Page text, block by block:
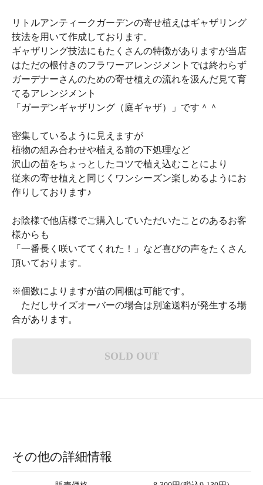
リトルアンティークガーデンの寄せ植えはギャザリング
技法を用いて作成しております。
ギャザリング技法にもたくさんの特徴がありますが当店
はただの根付きのフラワーアレンジメントでは終わらず
ガーデナーさんのための寄せ植えの流れを汲んだ見て育
てるアレンジメント
「ガーデンギャザリング（庭ギャザ）」です＾＾
密集しているように見えますが
植物の組み合わせや植える前の下処理など
沢山の苗をちょっとしたコツで植え込むことにより
従来の寄せ植えと同じくワンシーズン楽しめるようにお
作りしております♪
お陰様で他店様でご購入していただいたことのあるお客
様からも
「一番長く咲いててくれた！」など喜びの声をたくさん
頂いております。
※個数によりますが苗の同梱は可能です。
ただしサイズオーバーの場合は別途送料が発生する場
合があります。
SOLD OUT
その他の詳細情報